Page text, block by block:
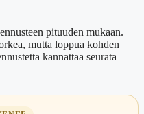
pituuden mukaan.
mutta loppua kohden
kannattaa seurata